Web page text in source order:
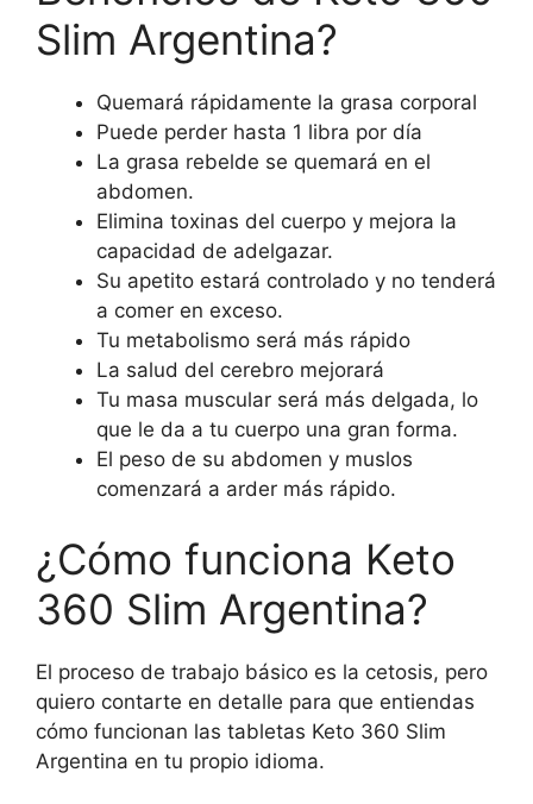
Slim Argentina?
Quemará rápidamente la grasa corporal
Puede perder hasta 1 libra por día
La grasa rebelde se quemará en el
abdomen.
Elimina toxinas del cuerpo y mejora la
capacidad de adelgazar.
Su apetito estará controlado y no tenderá
a comer en exceso.
Tu metabolismo será más rápido
La salud del cerebro mejorará
Tu masa muscular será más delgada, lo
que le da a tu cuerpo una gran forma.
El peso de su abdomen y muslos
comenzará a arder más rápido.
¿Cómo funciona Keto
360 Slim Argentina?
El proceso de trabajo básico es la cetosis, pero
quiero contarte en detalle para que entiendas
cómo funcionan las tabletas Keto 360 Slim
Argentina en tu propio idioma.